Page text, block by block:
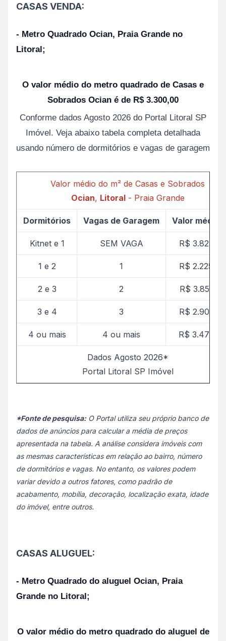
CASAS VENDA:
- Metro Quadrado Ocian, Praia Grande no
Litoral;
O valor médio do metro quadrado de Casas e
Sobrados Ocian é de R$ 3.300,00
Conforme dados Agosto 2026 do Portal Litoral SP
Imóvel. Veja abaixo tabela completa detalhada
usando número de dormitórios e vagas de garagem
Valor médio do m² de Casas e Sobrados
Ocian, Litoral- Praia Grande
Dormitórios Vagas de Garagem Valor médio
Kitnet e 1 SEM VAGA R$ 3.823,82
1 e 2 1 R$ 2.225,09
2 e 3 2 R$ 3.851,65
3 e 4 3 R$ 2.901,79
4 ou mais 4 ou mais R$ 3.477,24
Dados Agosto 2026*
Portal Litoral SP Imóvel
*Fonte de pesquisa: O Portal utiliza seu próprio banco de
dados de anúncios para calcular a média de preços
apresentada na tabela. A análise considera imóveis com
as mesmas características em relação ao bairro, número
de dormitórios e vagas. No entanto, os valores podem
variar devido a outros fatores, como padrão de
acabamento, mobília, decoração, localização exata, idade
do imóvel, entre outros.
CASAS ALUGUEL:
- Metro Quadrado do aluguel Ocian, Praia
Grande no Litoral;
O valor médio do metro quadrado do aluguel de